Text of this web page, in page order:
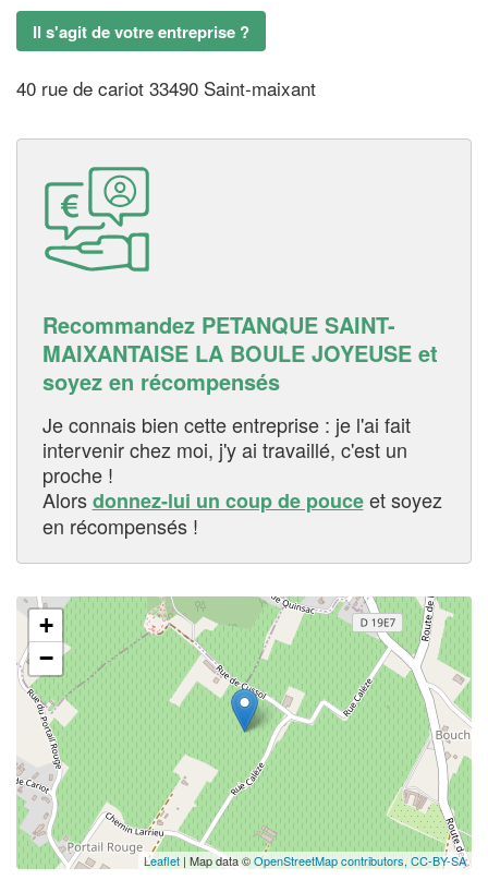
Il s'agit de votre entreprise ?
40 rue de cariot 33490 Saint-maixant
Recommandez PETANQUE SAINT-
MAIXANTAISE LA BOULE JOYEUSE et
soyez en récompensés
Je connais bien cette entreprise : je l'ai fait
intervenir chez moi, j'y ai travaillé, c'est un
proche !
Alorsdonnez-lui un coup de pouceet soyez
en récompensés !
+
−
Leaflet | Map data ©OpenStreetMap contributors, CC-BY-SA